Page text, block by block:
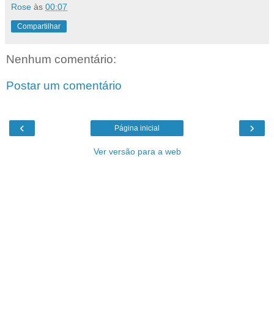
Rose às 00:07
Compartilhar
Nenhum comentário:
Postar um comentário
‹ ›
Página inicial
Ver versão para a web